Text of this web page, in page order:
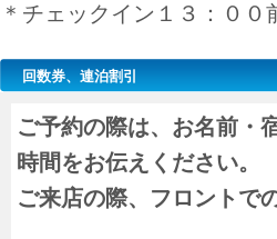
＊チェックイン１３：０
回数券、連泊割引
ご予約の際は、お名前・
時間をお伝えください。
ご来店の際、フロントで